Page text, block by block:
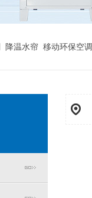
降温水帘 移动环保空调